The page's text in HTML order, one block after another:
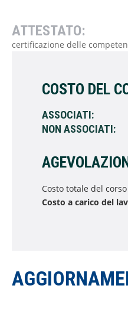
ATTESTATO:
certificazione delle
COSTO DEL
ASSOCIATI:
NON ASSOCIATI:
Costo totale del
Costo a carico del